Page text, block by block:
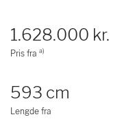
1.628.000 kr.
Pris fra a)
593 cm
Lengde fra